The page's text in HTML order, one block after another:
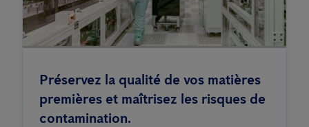
Préservez la qualité de vos matières
premières et maîtrisez les risques de
contamination.